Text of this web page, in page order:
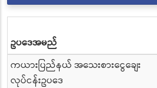
ဥပဒေအမည်
ကယားပြည်နယ် အသေးစားငွေချေး
လုပ်ငန်းဥပဒေ